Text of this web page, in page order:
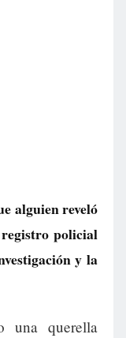
alguien reveló
policial
y la
una querella